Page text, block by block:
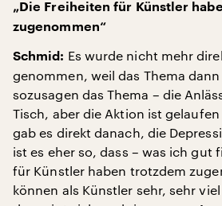
„Die Freiheiten für Künstler
zugenommen“
Schmid: Es wurde nicht mehr
genommen, weil das Thema
sozusagen das Thema – die
Tisch, aber die Aktion ist
gab es direkt danach, die
ist es eher so, dass – was ich gut
für Künstler haben trotzdem
können als Künstler sehr, sehr